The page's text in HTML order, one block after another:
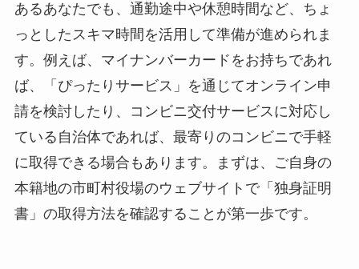
あるあなたでも、通勤途中や休憩時間など、ちょ
っとしたスキマ時間を活用して準備が進められま
す。例えば、マイナンバーカードをお持ちであれ
ば、「ぴったりサービス」を通じてオンライン申
請を検討したり、コンビニ交付サービスに対応し
ている自治体であれば、最寄りのコンビニで手軽
に取得できる場合もあります。まずは、ご自身の
本籍地の市町村役場のウェブサイトで「独身証明
書」の取得方法を確認することが第一歩です。